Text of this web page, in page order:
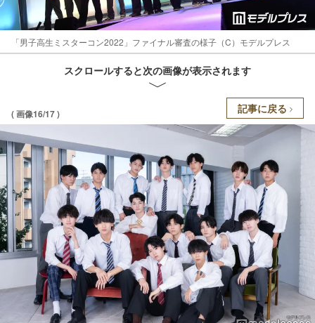
「男子高生ミスターコン2022」ファイナル審査の様子（C）モデルプレス
スクロールすると次の画像が表示されます
( 画像16/17 ) 記事に戻る